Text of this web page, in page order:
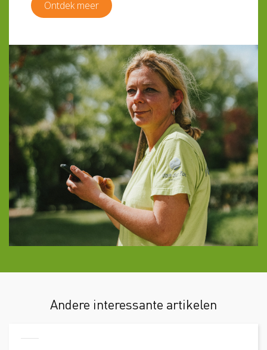
Ontdek meer
Andere interessante artikelen